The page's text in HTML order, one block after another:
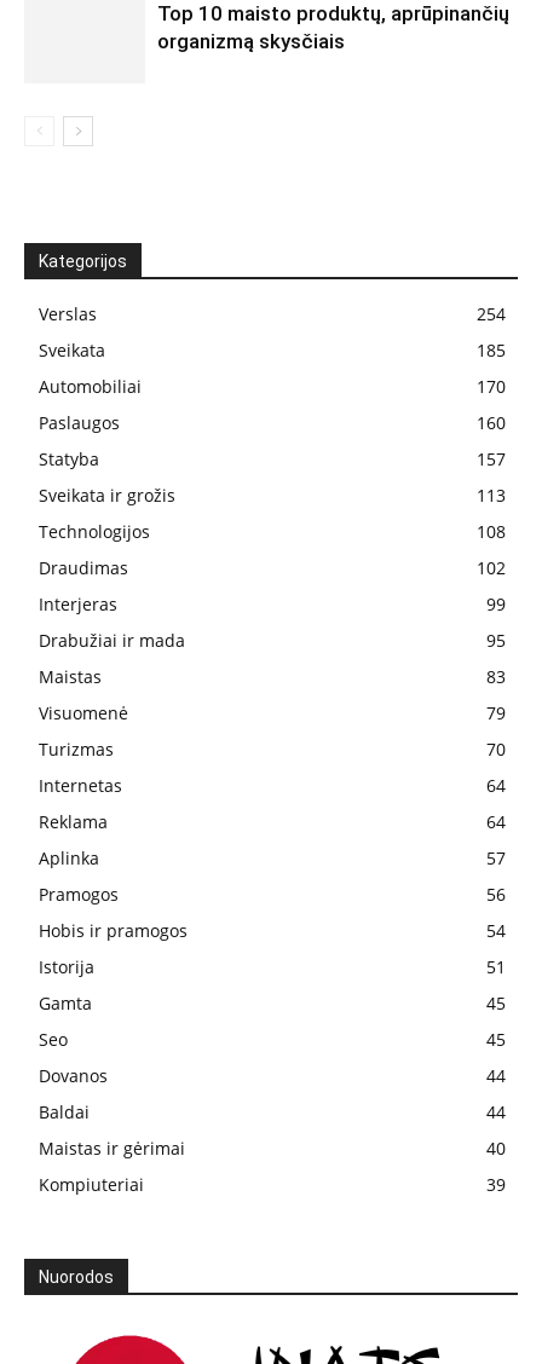
Top 10 maisto produktų, aprūpinančių
organizmą skysčiais
Kategorijos
Verslas
254
Sveikata
185
Automobiliai
170
Paslaugos
160
Statyba
157
Sveikata ir grožis
113
Technologijos
108
Draudimas
102
Interjeras
99
Drabužiai ir mada
95
Maistas
83
Visuomenė
79
Turizmas
70
Internetas
64
Reklama
64
Aplinka
57
Pramogos
56
Hobis ir pramogos
54
Istorija
51
Gamta
45
Seo
45
Dovanos
44
Baldai
44
Maistas ir gėrimai
40
Kompiuteriai
39
Nuorodos